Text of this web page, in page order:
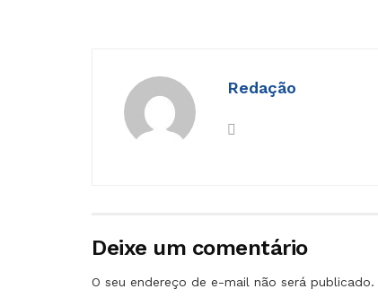
Redação
Deixe um comentário
O seu endereço de e-mail não será publicado.